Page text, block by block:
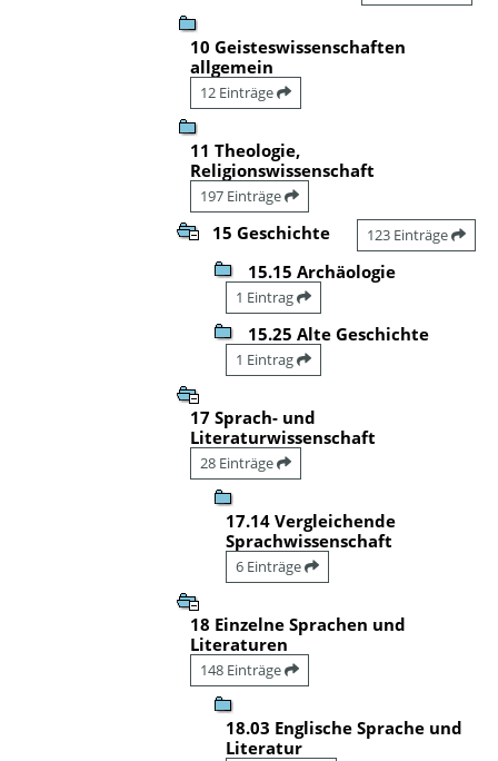
10 Geisteswissenschaften
allgemein
12 Einträge
11 Theologie,
Religionswissenschaft
197 Einträge
15 Geschichte 123 Einträge
15.15 Archäologie
1 Eintrag
15.25 Alte Geschichte
1 Eintrag
17 Sprach- und
Literaturwissenschaft
28 Einträge
17.14 Vergleichende
Sprachwissenschaft
6 Einträge
18 Einzelne Sprachen und
Literaturen
148 Einträge
18.03 Englische Sprache und
Literatur